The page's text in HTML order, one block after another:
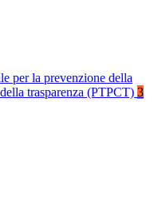
per la prevenzione della
trasparenza (PTPCT) 3